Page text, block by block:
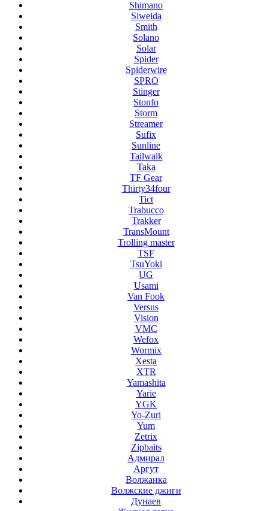
Shimano
Siweida
Smith
Solano
Solar
Spider
Spiderwire
SPRO
Stinger
Stonfo
Storm
Streamer
Sufix
Sunline
Tailwalk
Taka
TF Gear
Thirty34four
Tict
Trabucco
Trakker
TransMount
Trolling master
TSF
TsuYoki
UG
Usami
Van Fook
Versus
Vision
VMC
Wefox
Wormix
Xesta
XTR
Yamashita
Yarie
YGK
Yo-Zuri
Yum
Zetrix
Zipbaits
Адмирал
Аргут
Волжанка
Волжские джиги
Дунаев